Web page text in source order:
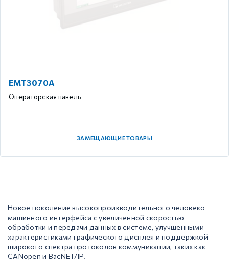
EMT3070A
Операторская панель
ЗАМЕЩАЮЩИЕ ТОВАРЫ
Новое поколение высокопроизводительного человеко-
машинного интерфейса с увеличенной скоростью
обработки и передачи данных в системе, улучшенными
характеристиками графического дисплея и поддержкой
широкого спектра протоколов коммуникации, таких как
CANopen и BacNET/IP.